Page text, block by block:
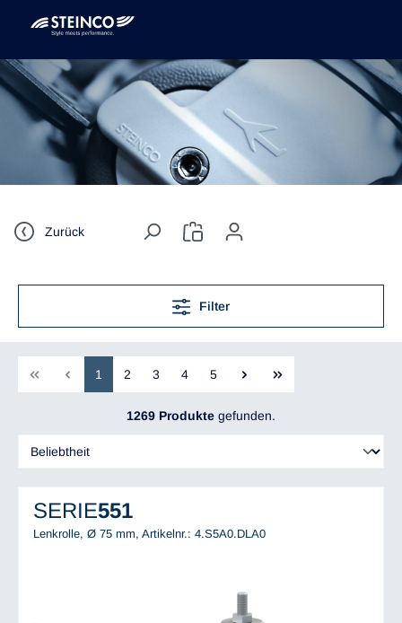
Zurück
Filter
1 2 3 4 5
1269 Produkte gefunden.
SERIE551
Lenkrolle, Ø 75 mm, Artikelnr.: 4.S5A0.DLA0